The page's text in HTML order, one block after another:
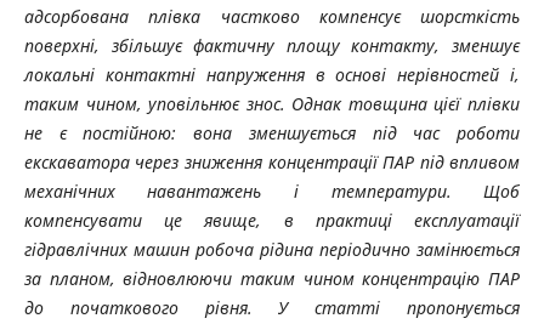
адсорбована плівка частково компенсує шорсткість
поверхні, збільшує фактичну площу контакту, зменшує
локальні контактні напруження в основі нерівностей і,
таким чином, уповільнює знос. Однак товщина цієї плівки
не є постійною: вона зменшується під час роботи
екскаватора через зниження концентрації ПAР під впливом
механічних навантажень і температури. Щоб
компенсувати це явище, в практиці експлуатації
гідравлічних машин робоча рідина періодично замінюється
за планом, відновлюючи таким чином концентрацію ПАР
до початкового рівня. У статті пропонується